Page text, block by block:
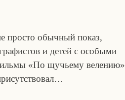
просто обычный показ,
и детей с особыми
«По щучьему велению»